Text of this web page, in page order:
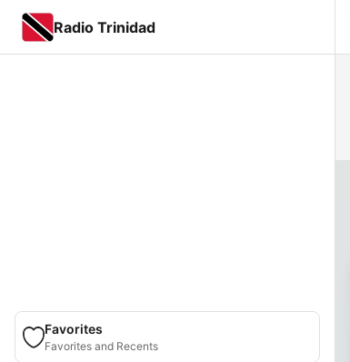
Radio Trinidad
Favorites
Favorites and Recents